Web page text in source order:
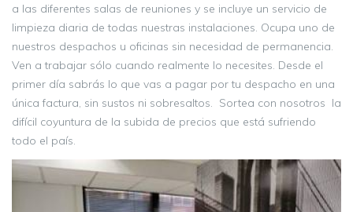
a las diferentes salas de reuniones y se incluye un servicio de
limpieza diaria de todas nuestras instalaciones. Ocupa uno de
nuestros despachos u oficinas sin necesidad de permanencia.
Ven a trabajar sólo cuando realmente lo necesites. Desde el
primer día sabrás lo que vas a pagar por tu despacho en una
única factura, sin sustos ni sobresaltos. Sortea con nosotros la
difícil coyuntura de la subida de precios que está sufriendo
todo el país.